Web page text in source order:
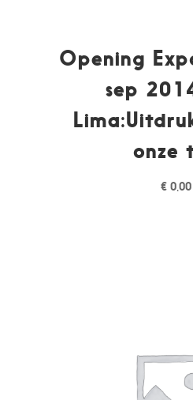
Opening
sep
onze
€ 0,00